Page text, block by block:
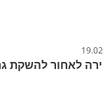
לאחור להשקת גרסה 6.5